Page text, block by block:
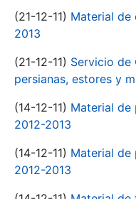
(21-12-11) Material de
2013
(21-12-11) Servicio de
persianas, estores y
(14-12-11) Material de
2012-2013
(14-12-11) Material de
2012-2013